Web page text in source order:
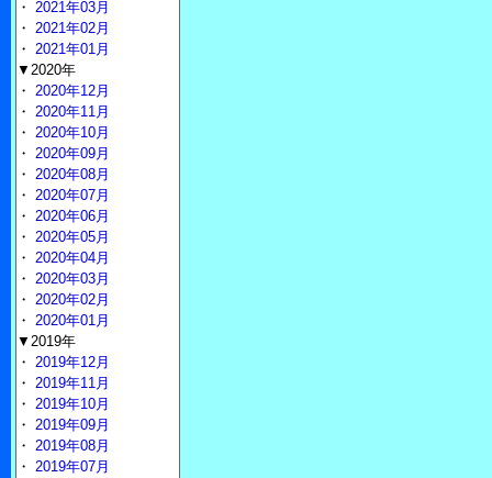
・ 2021年03月
・ 2021年02月
・ 2021年01月
▼2020年
・ 2020年12月
・ 2020年11月
・ 2020年10月
・ 2020年09月
・ 2020年08月
・ 2020年07月
・ 2020年06月
・ 2020年05月
・ 2020年04月
・ 2020年03月
・ 2020年02月
・ 2020年01月
▼2019年
・ 2019年12月
・ 2019年11月
・ 2019年10月
・ 2019年09月
・ 2019年08月
・ 2019年07月